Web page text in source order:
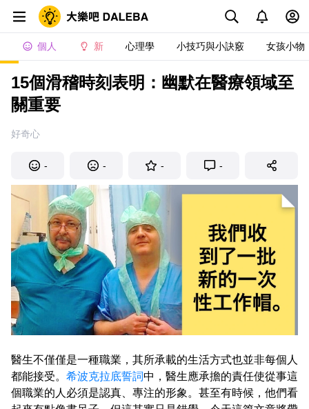
個人 新 心理學 小技巧與小訣竅 女孩小物
15個滑稽時刻表明：幽默在醫療領域至
關重要
好奇心
- - - -
醫生不僅僅是一種職業，其所承載的生活方式也並非每個人
都能接受。 希波克拉底誓詞中，醫生應承擔的責任使從事這
個職業的人必須是認真、專注的形象。甚至有時候，他們看